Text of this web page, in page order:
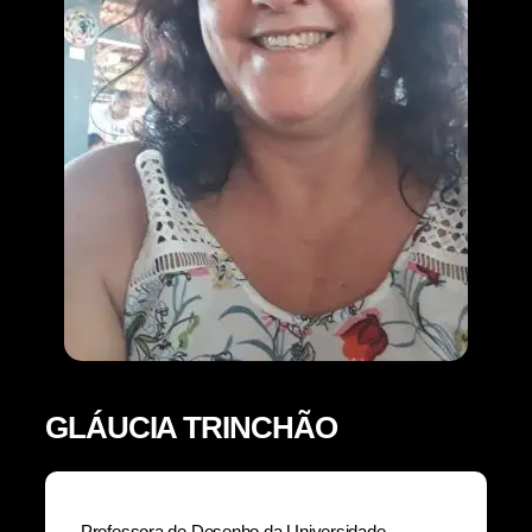
GLÁUCIA TRINCHÃO